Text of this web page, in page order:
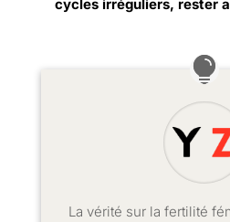
cycles irréguliers, rester
La vérité sur la fertilité